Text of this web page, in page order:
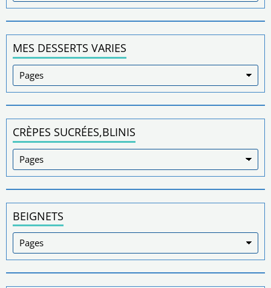
MES DESSERTS VARIES
CRÈPES SUCRÉES,BLINIS
BEIGNETS